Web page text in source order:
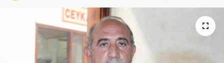
GAZİMAĞUSA
GİRNE
GÜNDEM